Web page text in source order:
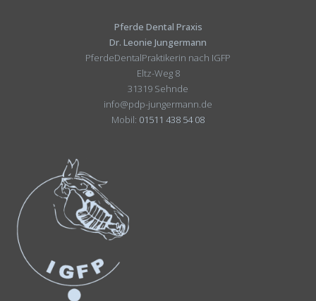
Pferde Dental Praxis
Dr. Leonie Jungermann
PferdeDentalPraktikerin nach IGFP
Eltz-Weg 8
31319 Sehnde
info@pdp-jungermann.de
Mobil: 01511 438 54 08